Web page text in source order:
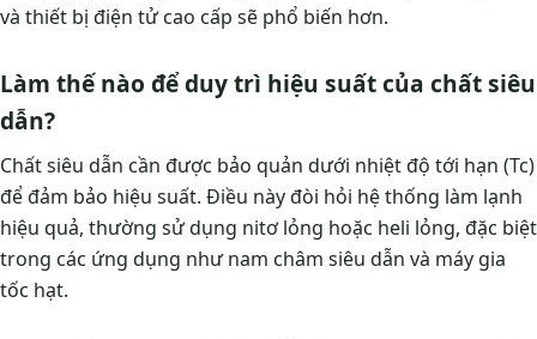
và thiết bị điện tử cao cấp sẽ phổ biến hơn.
Làm thế nào để duy trì hiệu suất của chất siêu
dẫn?
Chất siêu dẫn cần được bảo quản dưới nhiệt độ tới hạn (Tc)
để đảm bảo hiệu suất. Điều này đòi hỏi hệ thống làm lạnh
hiệu quả, thường sử dụng nitơ lỏng hoặc heli lỏng, đặc biệt
trong các ứng dụng như nam châm siêu dẫn và máy gia
tốc hạt.